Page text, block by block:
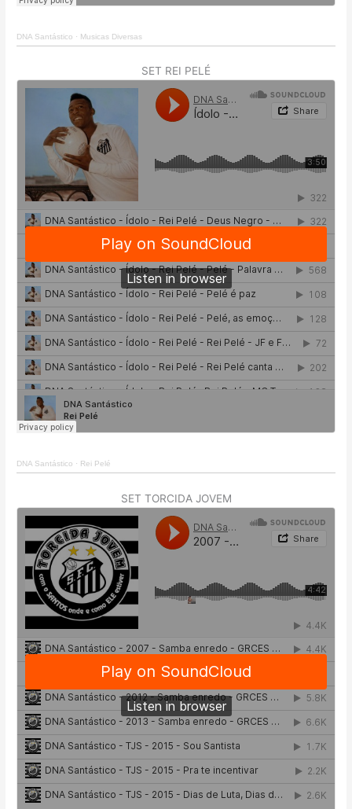
DNA Santástico · Musicas Diversas
SET REI PELÉ
DNA Santástico · Rei Pelé
SET TORCIDA JOVEM